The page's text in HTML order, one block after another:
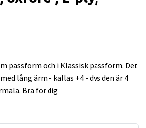
passform och i Klassisk passform. Det
lång ärm - kallas +4 - dvs den är 4
Bra för dig